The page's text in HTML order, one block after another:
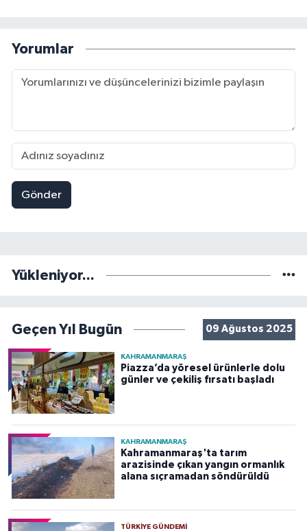
Yorumlar
Gönder
Yükleniyor...
Geçen Yıl Bugün 09 Ağustos 2025
KAHRAMANMARAŞ
Piazza’da yöresel ürünlerle dolu
günler ve çekiliş fırsatı başladı
KAHRAMANMARAŞ
Kahramanmaraş'ta tarım
arazisinde çıkan yangın ormanlık
alana sıçramadan söndürüldü
TÜRKIYE GÜNDEMI